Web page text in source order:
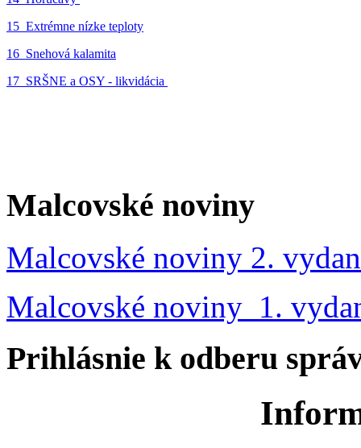
15_Extrémne nízke teploty
16_Snehová kalamita
17_SRŠNE a OSY - likvidácia
Malcovské noviny
Malcovské noviny 2.
Malcovské noviny 1.
Prihlásnie k odberu